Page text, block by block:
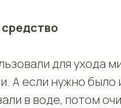
для ухода
А если нужно было
в воде, потом